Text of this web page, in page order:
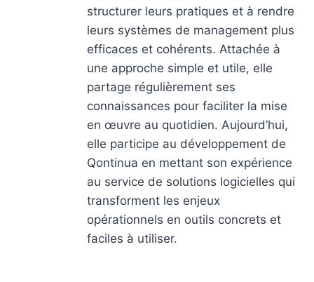
structurer leurs pratiques et à rendre
leurs systèmes de management plus
efficaces et cohérents. Attachée à
une approche simple et utile, elle
partage régulièrement ses
connaissances pour faciliter la mise
en œuvre au quotidien. Aujourd’hui,
elle participe au développement de
Qontinua en mettant son expérience
au service de solutions logicielles qui
transforment les enjeux
opérationnels en outils concrets et
faciles à utiliser.